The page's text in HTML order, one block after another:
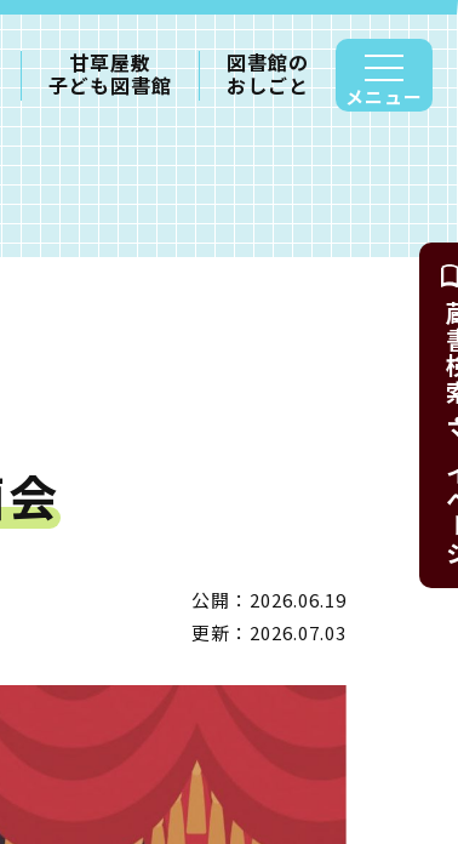
甘草屋敷
子ども図書館
図書館の
おしごと メニュー
公開：2026.06.19
更新：2026.07.03
蔵書